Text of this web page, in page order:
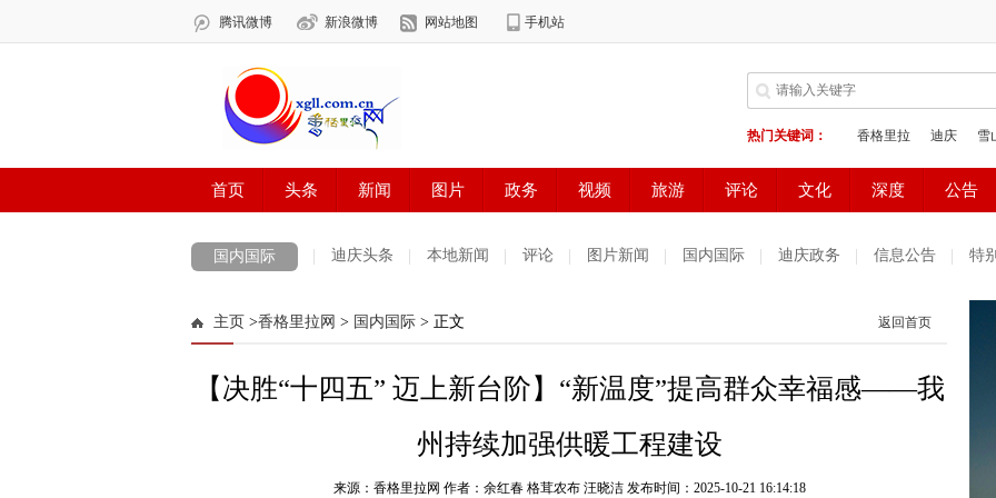
国内国际 迪庆头条 本地新闻 评论 图片新闻 国内国际 迪庆政务 信息公告 特
主页 >香格里拉网 > 国内国际 > 正文 返回首页
【决胜“十四五” 迈上新台阶】“新温度”提高群众幸福感——我
州持续加强供暖工程建设
来源：香格里拉网 作者：余红春 格茸农布 汪晓洁 发布时间：2025-10-21 16:14:18